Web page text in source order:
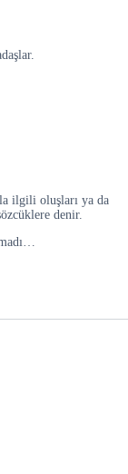
ilgili oluşları ya da
denir.